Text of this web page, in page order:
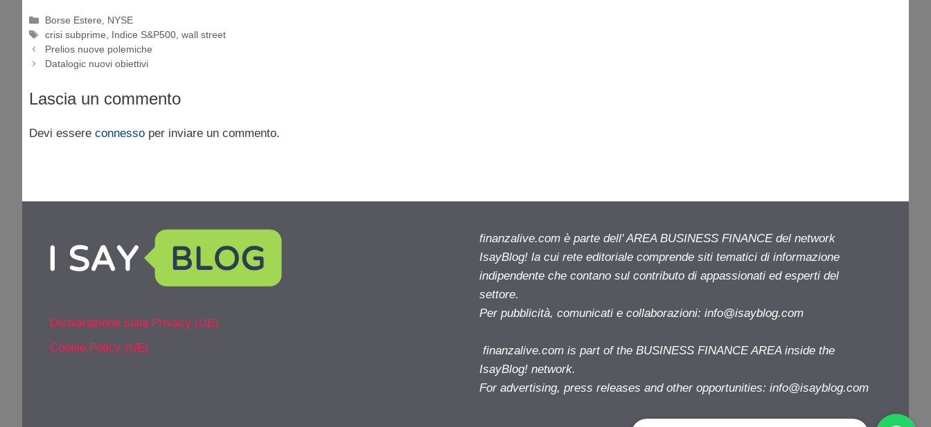
Categorie
Borse Estere
NYSE
Tag
crisi subprime Indice S&P500 ,wall street
Prelios nuove polemiche
Datalogic nuovi obiettivi
Lascia un commento
Devi essere connesso per inviare un commento.
Dichiarazione sulla Privacy (UE)
Cookie Policy (UE)
finanzalive.com è parte dell' AREA BUSINESS FINANCE del network
IsayBlog! la cui rete editoriale comprende siti tematici di informazione
indipendente che contano sul contributo di appassionati ed esperti del
settore.
Per pubblicità, comunicati e collaborazioni: info@isayblog.com
finanzalive.com is part of the BUSINESS FINANCE AREA inside the
IsayBlog! network.
For advertising, press releases and other opportunities: info@isayblog.com